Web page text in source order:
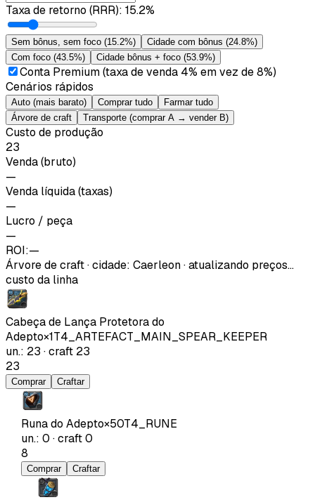
Taxa de retorno (RRR): 15.2%
Sem bônus, sem foco (15.2%) Cidade com bônus (24.8%)
Com foco (43.5%) Cidade bônus + foco (53.9%)
Conta Premium (taxa de venda 4% em vez de 8%)
Cenários rápidos
Auto (mais barato) Comprar tudo
Farmar tudo
Árvore de craft
Transporte (comprar A → vender B)
Custo de produção
23
Venda (bruto)
—
Venda líquida (taxas)
—
Lucro / peça
—
ROI:—
Árvore de craft·cidade: Caerleon· atualizando preços…
custo da linha
Cabeça de Lança Protetora do
Adepto×1T4_ARTEFACT_MAIN_SPEAR_KEEPER
un.: 23 ·craft 23
23
Comprar Craftar
Runa do Adepto×50T4_RUNE
un.: 0 ·craft0
8
Comprar Craftar